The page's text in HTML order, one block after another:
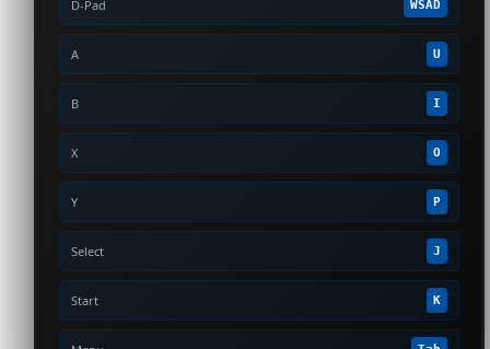
D-Pad WSAD
A U
B I
X O
Y P
Select J
Start K